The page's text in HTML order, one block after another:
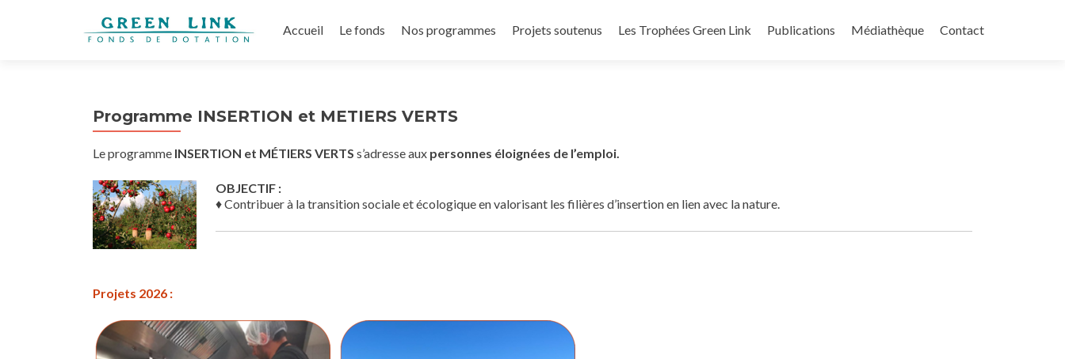
au
Accueil Le fonds Nos programmes Projets soutenus Les Trophées Green Link Publications Médiathèque Contact
Programme INSERTION et METIERS VERTS
Le programme INSERTION et MÉTIERS VERTS s’adresse aux personnes éloignées de l’emploi.
OBJECTIF :
♦ Contribuer à la transition sociale et écologique en valorisant les filières d’insertion en lien avec la nature.
Projets 2026 :